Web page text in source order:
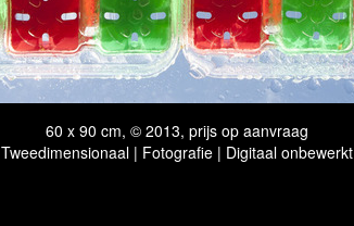
60 x 90 cm, © 2013, prijs op aanvraag
Tweedimensionaal | Fotografie | Digitaal onbewerkt